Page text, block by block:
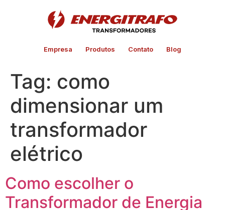
Empresa Produtos Contato Blog
Tag: como
dimensionar um
transformador
elétrico
Como escolher o
Transformador de Energia